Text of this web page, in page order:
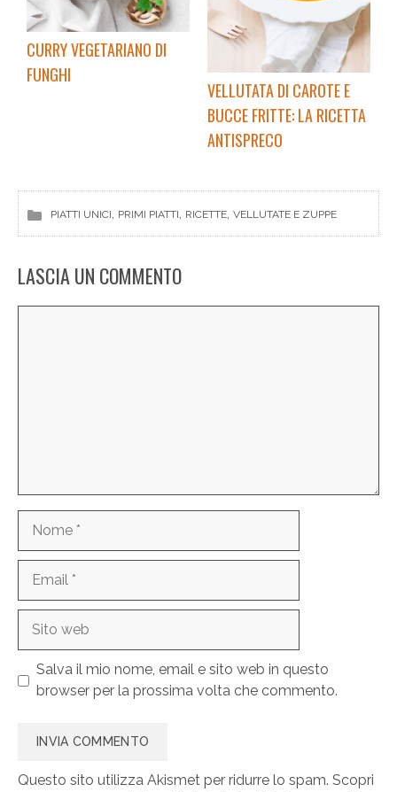
CURRY VEGETARIANO DI
FUNGHI
VELLUTATA DI CAROTE E
BUCCE FRITTE: LA RICETTA
ANTISPRECO
PIATTI UNICI, PRIMI PIATTI, RICETTE, VELLUTATE E ZUPPE
LASCIA UN COMMENTO
Salva il mio nome, email e sito web in questo
browser per la prossima volta che commento.
Questo sito utilizza Akismet per ridurre lo spam. Scopri